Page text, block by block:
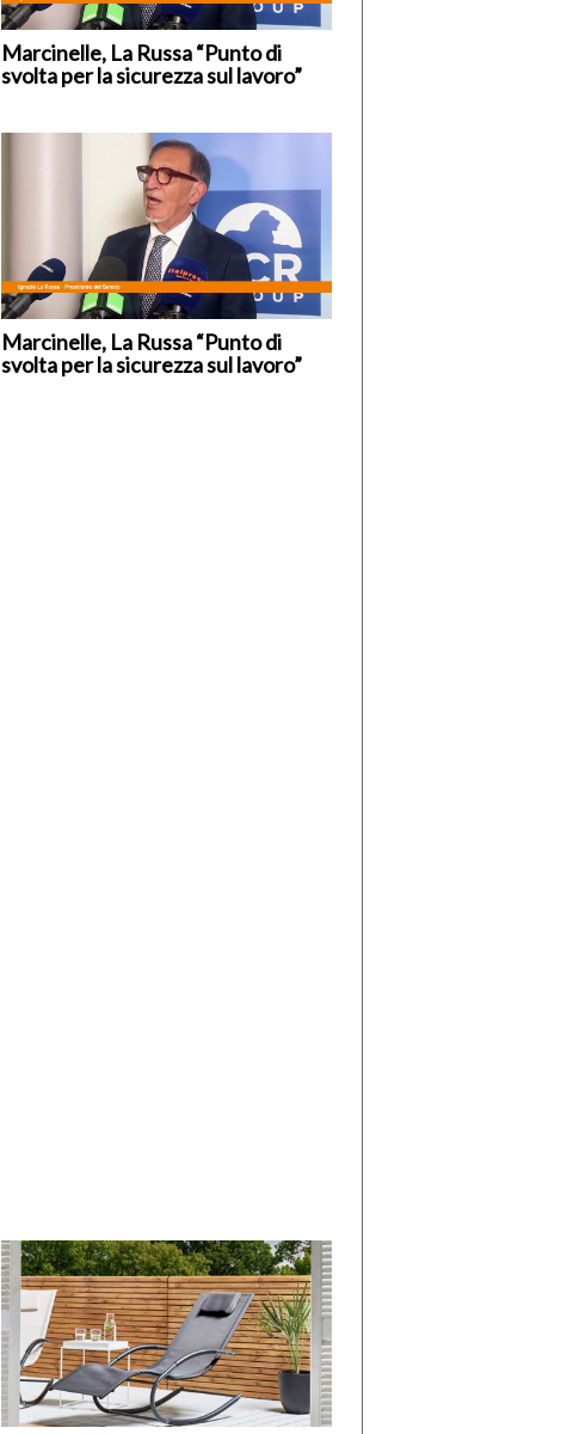
Marcinelle, La Russa “Punto di
svolta per la sicurezza sul lavoro”
Marcinelle, La Russa “Punto di
svolta per la sicurezza sul lavoro”
di
I
Vespri